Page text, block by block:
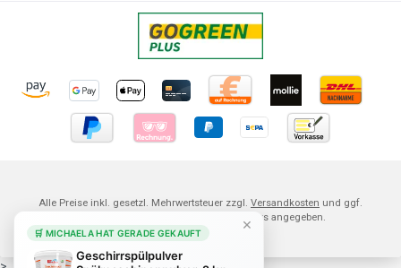
Alle Preise inkl. gesetzl. Mehrwertsteuer zzgl. Versandkosten und ggf.
Nachnahmegebühren, wenn nicht anders angegeben.
PUTZEN MIT
🛒 MICHAELA HAT GERADE GEKAUFT
Geschirrspülpulver
×